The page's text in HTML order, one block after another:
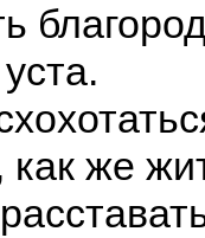
как же